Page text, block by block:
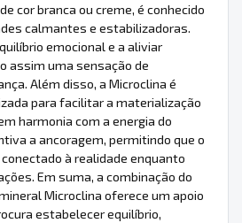
cor branca ou creme, é conhecido
calmantes e estabilizadoras.
emocional e a aliviar
assim uma sensação de
Além disso, a Microclina é
para facilitar a materialização
harmonia com a energia do
a ancoragem, permitindo que o
à realidade enquanto
Em suma, a combinação do
Microclina oferece um apoio
estabelecer equilíbrio,